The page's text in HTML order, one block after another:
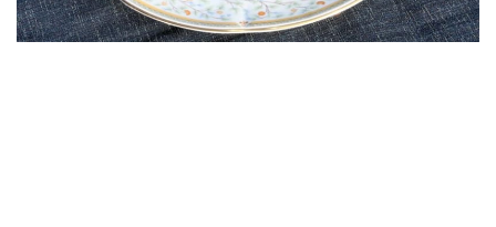
Škola vaření